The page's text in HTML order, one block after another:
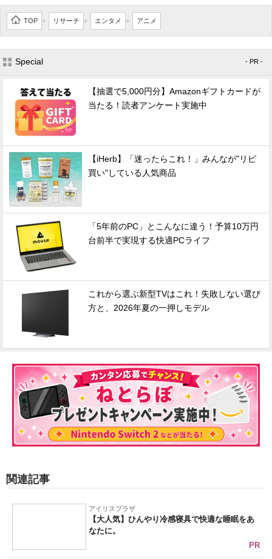
TOP > リサーチ > エンタメ > アニメ
Special - PR -
【抽選で5,000円分】Amazonギフトカードが
当たる！読者アンケート実施中
【iHerb】「迷ったらこれ！」みんなが"リピ
買い"している人気商品
「5年前のPC」とこんなに違う！予算10万円
台前半で実現する快適PCライフ
これから選ぶ新型TVはこれ！失敗しない選び
方と、2026年夏の一押しモデル
関連記事
アイリスプラザ
【大人気】ひんやり冷感寝具で快適な睡眠をあ
なたに。
PR